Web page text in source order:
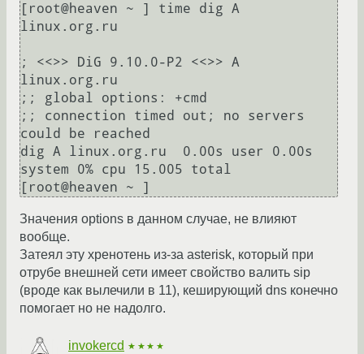
[root@heaven ~ ] time dig A
linux.org.ru
; <<>> DiG 9.10.0-P2 <<>> A
linux.org.ru
;; global options: +cmd
;; connection timed out; no servers
could be reached
dig A linux.org.ru  0.00s user 0.00s
system 0% cpu 15.005 total
Значения options в данном случае, не влияют
вообще.
Затеял эту хренотень из-за asterisk, который при
отрубе внешней сети имеет свойство валить sip
(вроде как вылечили в 11), кеширующий dns конечно
помогает но не надолго.
invokercd ★★★★